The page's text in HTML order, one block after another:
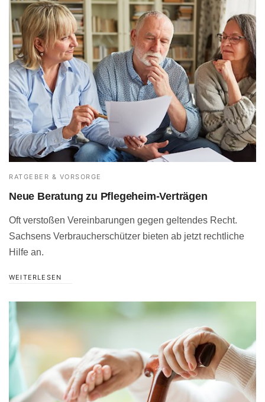
RATGEBER & VORSORGE
Neue Beratung zu Pflegeheim-Verträgen
Oft verstoßen Vereinbarungen gegen geltendes Recht.
Sachsens Verbraucherschützer bieten ab jetzt rechtliche
Hilfe an.
WEITERLESEN